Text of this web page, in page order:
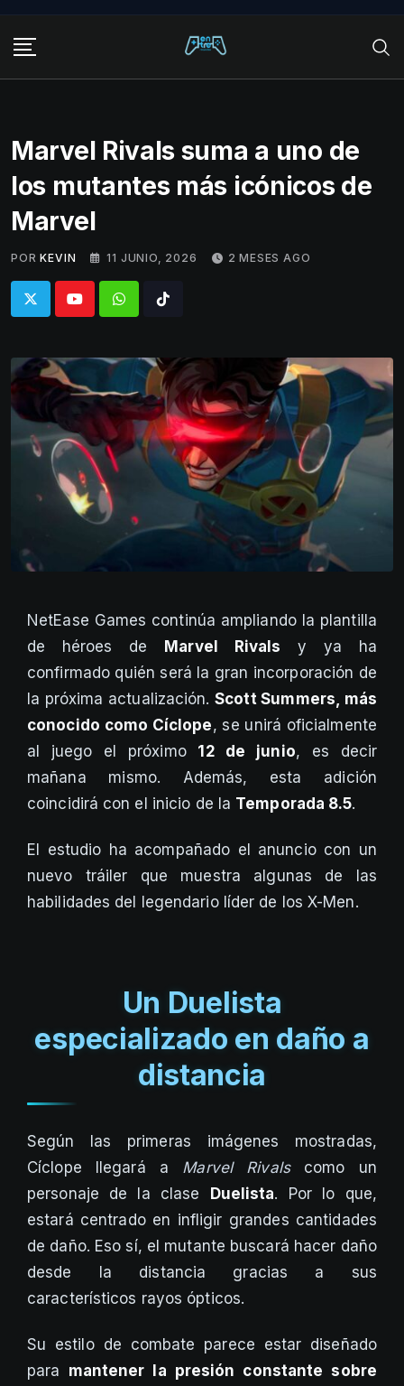
content
Marvel Rivals suma a uno de
los mutantes más icónicos de
Marvel
POR KEVIN 11 JUNIO, 2026 2 MESES AGO
WhatsappTiktok
NetEase Games continúa ampliando la plantilla
de héroes de
Marvel Rivals y ya ha
confirmado quién será la gran incorporación de
la próxima actualización.Scott Summers, más
conocido como Cíclope, se unirá oficialmente
al juego el próximo 12 de junio, es decir
mañana mismo. Además, esta adición
coincidirá con el inicio de la Temporada 8.5.
El estudio ha acompañado el anuncio con un
nuevo tráiler que muestra algunas de las
habilidades del legendario líder de los X-Men.
Un Duelista
especializado en daño a
distancia
Según las primeras imágenes mostradas,
Cíclope llegará a Marvel Rivalscomo un
personaje de la clase Duelista. Por lo que,
estará centrado en infligir grandes cantidades
de daño. Eso sí, el mutante buscará hacer daño
desde la distancia gracias a sus
característicos rayos ópticos.
Su estilo de combate parece estar diseñado
para mantener la presión constante sobre